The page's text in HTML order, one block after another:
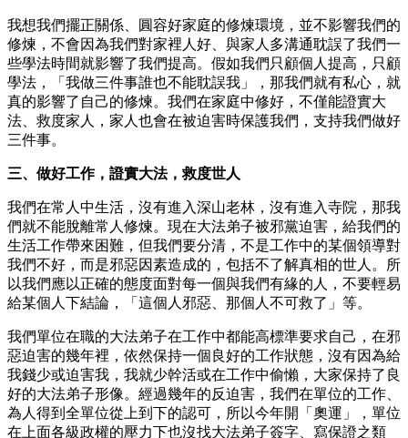
我想我們擺正關係、圓容好家庭的修煉環境，並不影響我們的
修煉，不會因為我們對家裡人好、與家人多溝通耽誤了我們一
些學法時間就影響了我們提高。假如我們只顧個人提高，只顧
學法，「我做三件事誰也不能耽誤我」，那我們就有私心，就
真的影響了自己的修煉。我們在家庭中修好，不僅能證實大
法、救度家人，家人也會在被迫害時保護我們，支持我們做好
三件事。
三、做好工作，證實大法，救度世人
我們在常人中生活，沒有進入深山老林，沒有進入寺院，那我
們就不能脫離常人修煉。現在大法弟子被邪黨迫害，給我們的
生活工作帶來困難，但我們要分清，不是工作中的某個領導對
我們不好，而是邪惡因素造成的，包括不了解真相的世人。所
以我們應以正確的態度面對每一個與我們有緣的人，不要輕易
給某個人下結論，「這個人邪惡、那個人不可救了」等。
我們單位在職的大法弟子在工作中都能高標準要求自己，在邪
惡迫害的幾年裡，依然保持一個良好的工作狀態，沒有因為給
我錢少或迫害我，我就少幹活或在工作中偷懶，大家保持了良
好的大法弟子形像。經過幾年的反迫害，我們在單位的工作、
為人得到全單位從上到下的認可，所以今年開「奧運」，單位
在上面各級政權的壓力下也沒找大法弟子簽字、寫保證之類